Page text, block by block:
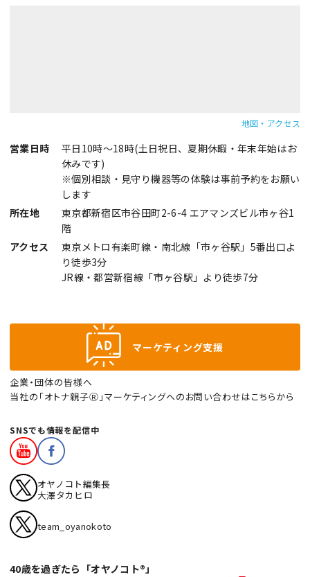
40歳を過ぎたら「オヤノコト®」
地図・アクセス
営業日時
平日10時～18時(土日祝日、夏期休暇・年末年始はお
休みです)
※個別相談・見守り機器等の体験は事前予約をお願い
します
所在地
東京都新宿区市谷田町2-6-4 エアマンズビル市ヶ谷1
階
アクセス
東京メトロ有楽町線・南北線「市ヶ谷駅」5番出口よ
り徒歩3分
JR線・都営新宿線「市ヶ谷駅」より徒歩7分
マーケティング支援
企業・団体の皆様へ
当社の「オトナ親子Ⓡ」マーケティングへのお問い合わせはこちらから
SNSでも情報を配信中
オヤノコト編集長
大澤タカヒロ
team_oyanokoto